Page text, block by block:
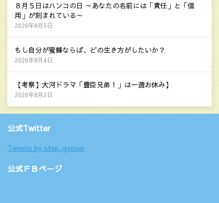
８月５日はハンコの日 ～あなたの名前には「責任」と「信
用」が刻まれている～
2026年8月5日
もし自分が蜜蜂ならば、どの生き方がしたいか？
2026年8月4日
【考察】大河ドラマ「豊臣兄弟！」は一週お休み】
2026年8月3日
公式Twitter
Tweets by step_gyosei
公式ＦＢページ